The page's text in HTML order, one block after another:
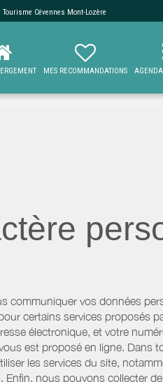
Tourisme Cévennes Mont-Lozère
MES RECOMMANDATIONS
communiquer vos données
certains services proposés
électronique, et votre
est proposé en ligne. Dans
les services du site,
Enfin, nous pouvons collecter